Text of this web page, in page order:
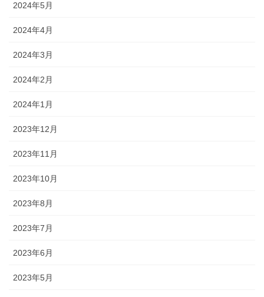
2024年5月
2024年4月
2024年3月
2024年2月
2024年1月
2023年12月
2023年11月
2023年10月
2023年8月
2023年7月
2023年6月
2023年5月